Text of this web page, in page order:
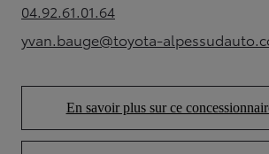
04.92.61.01.64(Opens in new tab)
yvan.bauge@toyota-(Opens in new
En savoir plus sur ce
(Opens in new